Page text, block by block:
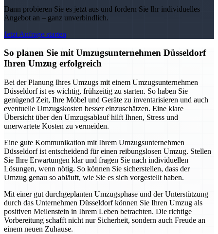
Dann probieren Sie es jetzt aus und fordern Sie Ihr individuelles
Angebot an – ganz unverbindlich.
Jetzt Anfrage starten
So planen Sie mit Umzugsunternehmen Düsseldorf
Ihren Umzug erfolgreich
Bei der Planung Ihres Umzugs mit einem Umzugsunternehmen
Düsseldorf ist es wichtig, frühzeitig zu starten. So haben Sie
genügend Zeit, Ihre Möbel und Geräte zu inventarisieren und auch
eventuelle Umzugskosten besser einzuschätzen. Eine klare
Übersicht über den Umzugsablauf hilft Ihnen, Stress und
unerwartete Kosten zu vermeiden.
Eine gute Kommunikation mit Ihrem Umzugsunternehmen
Düsseldorf ist entscheidend für einen reibungslosen Umzug. Stellen
Sie Ihre Erwartungen klar und fragen Sie nach individuellen
Lösungen, wenn nötig. So können Sie sicherstellen, dass der
Umzug genau so abläuft, wie Sie es sich vorgestellt haben.
Mit einer gut durchgeplanten Umzugsphase und der Unterstützung
durch das Unternehmen Düsseldorf können Sie Ihren Umzug als
positiven Meilenstein in Ihrem Leben betrachten. Die richtige
Vorbereitung schafft nicht nur Sicherheit, sondern auch Freude an
einem neuen Zuhause.